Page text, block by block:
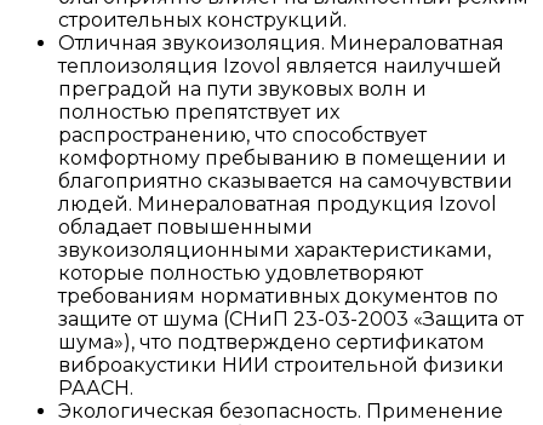
строительных конструкций.
Отличная звукоизоляция. Минераловатная
теплоизоляция Izovol является наилучшей
преградой на пути звуковых волн и
полностью препятствует их
распространению, что способствует
комфортному пребыванию в помещении и
благоприятно сказывается на самочувствии
людей. Минераловатная продукция Izovol
обладает повышенными
звукоизоляционными характеристиками,
которые полностью удовлетворяют
требованиям нормативных документов по
защите от шума (СНиП 23-03-2003 «Защита от
шума»), что подтверждено сертификатом
виброакустики НИИ строительной физики
РААСН.
Экологическая безопасность. Применение